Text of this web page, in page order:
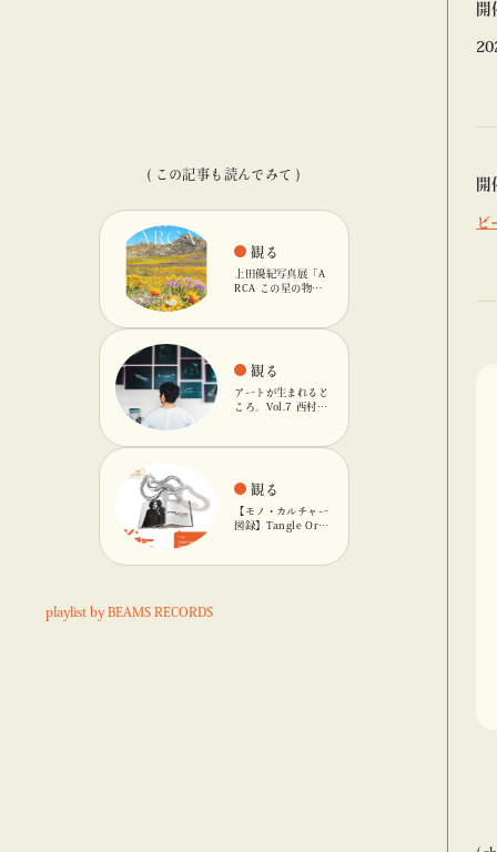
( この記事も読んでみて )
観る
上田優紀写真展「A
RCA この星の物
輪」で開催
観る
アートが生まれると
ころ。Vol.7 西村友
観る
【モノ・カルチャー
図録】Tangle Orig
playlist by BEAMS RECORDS
開
開
ビ